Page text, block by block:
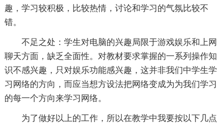
趣，学习较积极，比较热情，讨论和学习的气氛比较不
错。
不足之处：学生对电脑的兴趣局限于游戏娱乐和上网
聊天方面，缺乏全面性。对教材要求掌握的一系列操作知
识不感兴趣，只对娱乐功能感兴趣，这并非我们中学生学
习网络的方向，而应当想方设法把网络变成为为我们学习
的每一个方向来学习网络。
为了做好以上的工作，所以在教学中我要按以下几点